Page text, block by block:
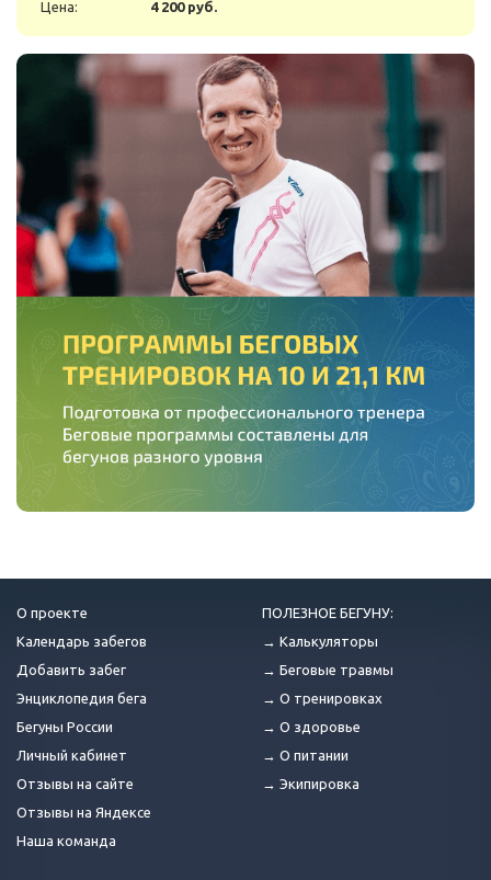
Цена:
4 200 руб.
О проекте
Календарь забегов
Добавить забег
Энциклопедия бега
Бегуны России
Личный кабинет
Отзывы на сайте
Отзывы на Яндексе
Наша команда
ПОЛЕЗНОЕ БЕГУНУ:
→ Калькуляторы
→ Беговые травмы
→ О тренировках
→ О здоровье
→ О питании
→ Экипировка